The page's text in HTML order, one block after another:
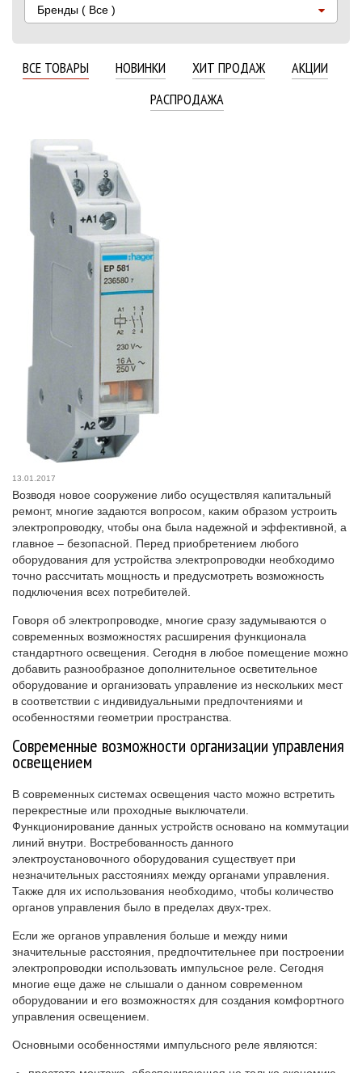
Бренды ( Все )
ВСЕ ТОВАРЫ НОВИНКИ ХИТ ПРОДАЖ
АКЦИИ
РАСПРОДАЖА
13.01.2017
Возводя новое сооружение либо осуществляя капитальный
ремонт, многие задаются вопросом, каким образом устроить
электропроводку, чтобы она была надежной и эффективной, а
главное – безопасной. Перед приобретением любого
оборудования для устройства электропроводки необходимо
точно рассчитать мощность и предусмотреть возможность
подключения всех потребителей.
Говоря об электропроводке, многие сразу задумываются о
современных возможностях расширения функционала
стандартного освещения. Сегодня в любое помещение можно
добавить разнообразное дополнительное осветительное
оборудование и организовать управление из нескольких мест
в соответствии с индивидуальными предпочтениями и
особенностями геометрии пространства.
Современные возможности организации управления
освещением
В современных системах освещения часто можно встретить
перекрестные или проходные выключатели.
Функционирование данных устройств основано на коммутации
линий внутри. Востребованность данного
электроустановочного оборудования существует при
незначительных расстояниях между органами управления.
Также для их использования необходимо, чтобы количество
органов управления было в пределах двух-трех.
Если же органов управления больше и между ними
значительные расстояния, предпочтительнее при построении
электропроводки использовать импульсное реле . Сегодня
многие еще даже не слышали о данном современном
оборудовании и его возможностях для создания комфортного
управления освещением.
Основными особенностями импульсного реле являются: